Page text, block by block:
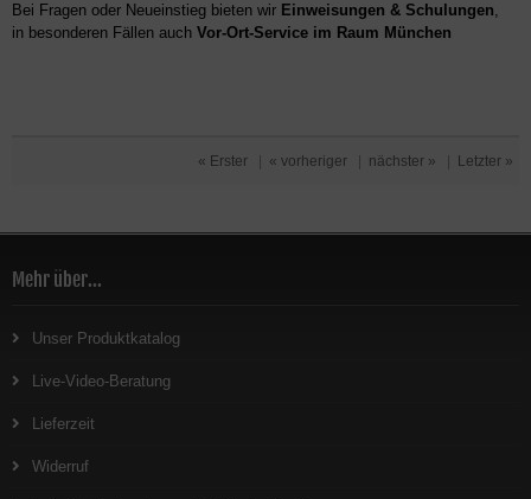
Bei Fragen oder Neueinstieg bieten wir Einweisungen & Schulungen,
in besonderen Fällen auch Vor-Ort-Service im Raum München
« Erster « vorheriger nächster » Letzter »
Mehr über...
Unser Produktkatalog
Live-Video-Beratung
Lieferzeit
Widerruf